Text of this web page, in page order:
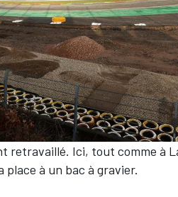
retravaillé. Ici, tout comme à
place à un bac à gravier.